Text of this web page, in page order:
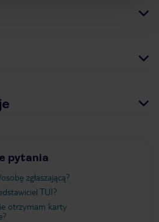
pytania
zgłaszającą?
TUI?
otrzymam karty